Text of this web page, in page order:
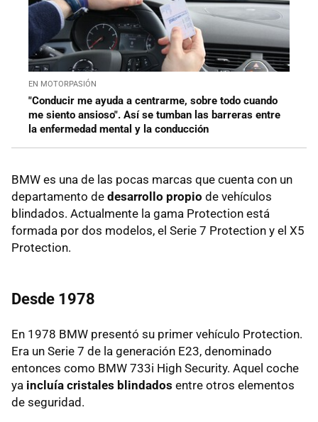
EN MOTORPASIÓN
"Conducir me ayuda a centrarme, sobre todo cuando
me siento ansioso". Así se tumban las barreras entre
la enfermedad mental y la conducción
BMW es una de las pocas marcas que cuenta con un
departamento de desarrollo propio de vehículos
blindados. Actualmente la gama Protection está
formada por dos modelos, el Serie 7 Protection y el X5
Protection.
Desde 1978
En 1978 BMW presentó su primer vehículo Protection.
Era un Serie 7 de la generación E23, denominado
entonces como BMW 733i High Security. Aquel coche
ya incluía cristales blindados entre otros elementos
de seguridad.